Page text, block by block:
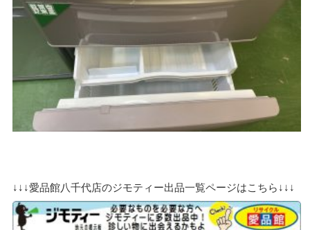
↓↓↓愛品館八千代店のジモティー出品一覧ページはこちら↓↓↓